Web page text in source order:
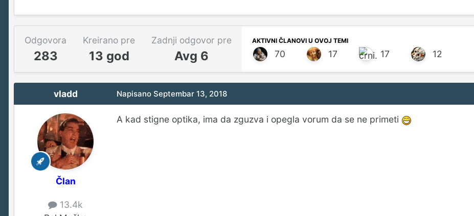
Odgovora
283
Kreirano pre
13 god
Zadnji odgovor pre
Avg 6
AKTIVNI ČLANOVI U OVOJ TEMI
70 17 17 12
vladd
Član
13.4k
Napisano Septembar 13, 2018
A kad stigne optika, ima da zguzva i opegla vorum da se ne primeti